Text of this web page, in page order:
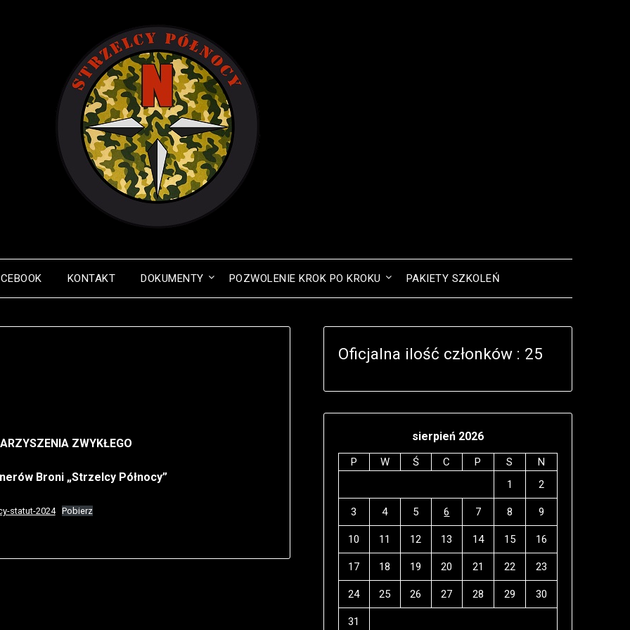
KONTAKT DOKUMENTY POZWOLENIE KROK PO KROKU PAKIETY SZKOLEŃ
ZWYKŁEGO
Broni „Strzelcy Północy”
statut-2024 Pobierz
Oficjalna ilość członków : 25
sierpień 2026
P W Ś C P S
N
1
2
3 4 5 6 7 8 9
10 11 12 13 14 15 16
17 18 19 20 21 22 23
24 25 26 27 28 29 30
31